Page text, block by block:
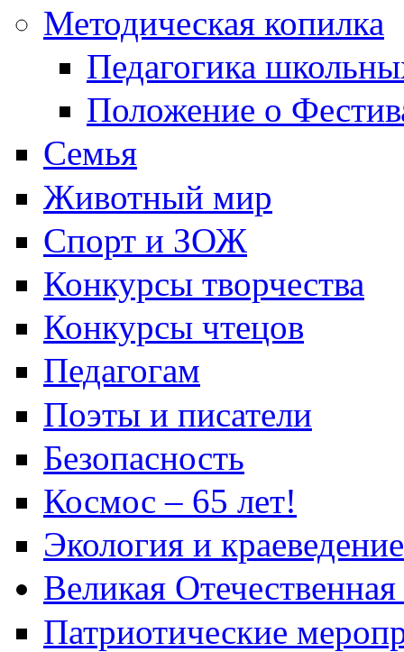
Методическая копилка
Педагогика
Положение о
Семья
Животный мир
Спорт и ЗОЖ
Конкурсы творчества
Конкурсы чтецов
Педагогам
Поэты и писатели
Безопасность
Космос – 65 лет!
Экология и краеведение
Великая
Патриотические